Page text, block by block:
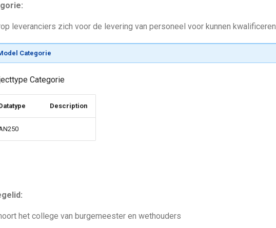
leveranciers zich voor de levering van personeel voor kunnen kwalificeren
Categorie
Categorie
Description
het college van burgemeester en wethouders